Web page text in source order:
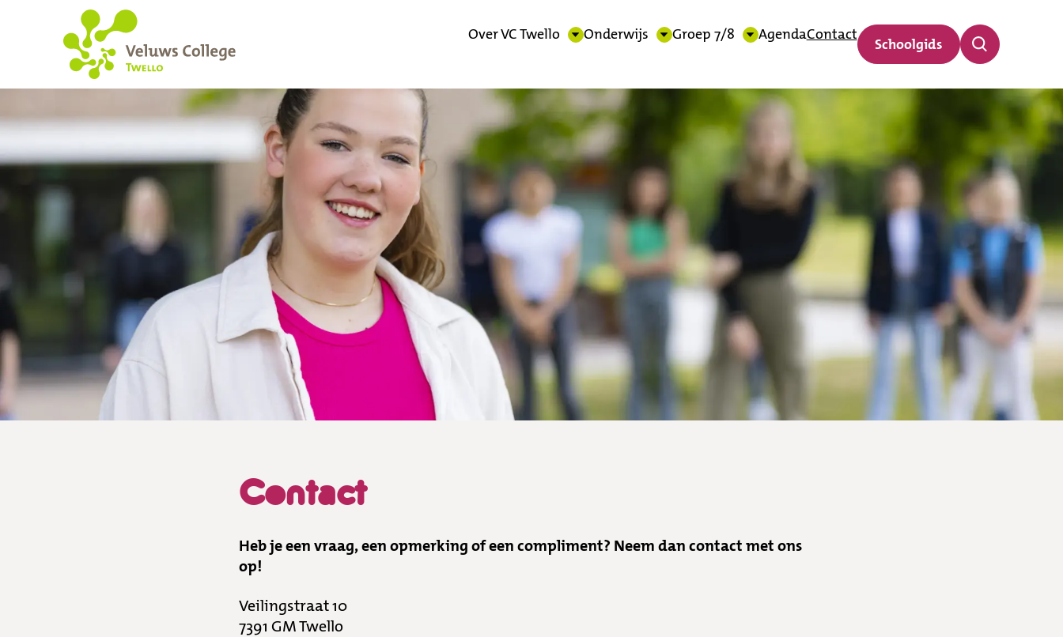
Over VC Twello Onderwijs Groep 7/8 AgendaContact
Schoolgids
Contact
Contact
Heb je een vraag, een opmerking of een compliment? Neem dan contact met ons
op!
Veilingstraat 10
7391 GM Twello